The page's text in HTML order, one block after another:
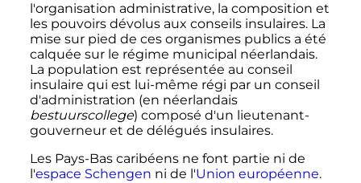
l'organisation administrative, la composition et
les pouvoirs dévolus aux conseils insulaires. La
mise sur pied de ces organismes publics a été
calquée sur le régime municipal néerlandais.
La population est représentée au conseil
insulaire qui est lui-même régi par un conseil
d'administration (en néerlandais
bestuurscollege) composé d'un lieutenant-
gouverneur et de délégués insulaires.
Les Pays-Bas caribéens ne font partie ni de
l'espace Schengen ni de l'Union européenne.